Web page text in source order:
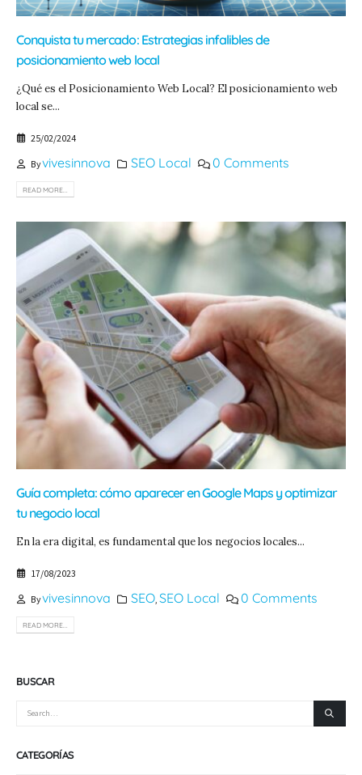
Conquista tu mercado: Estrategias infalibles de
posicionamiento web local
¿Qué es el Posicionamiento Web Local? El posicionamiento web
local se...
25/02/2024
Byvivesinnova SEO Local 0 Comments
READ MORE...
Guía completa: cómo aparecer en Google Maps y optimizar
tu negocio local
En la era digital, es fundamental que los negocios locales...
17/08/2023
Byvivesinnova SEO,SEO Local 0 Comments
READ MORE...
BUSCAR
CATEGORÍAS